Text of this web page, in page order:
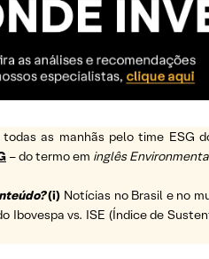
as manhãs pelo time ESG
– do termo em inglês
(i) Notícias no Brasil e no
Ibovespa vs. ISE (Índice de